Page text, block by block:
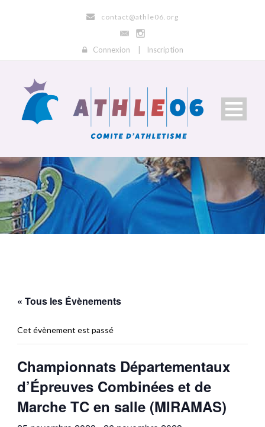
contact@athle06.org
Connexion Inscription
« Tous les Évènements
Cet évènement est passé
Championnats Départementaux
d’Épreuves Combinées et de
Marche TC en salle (MIRAMAS)